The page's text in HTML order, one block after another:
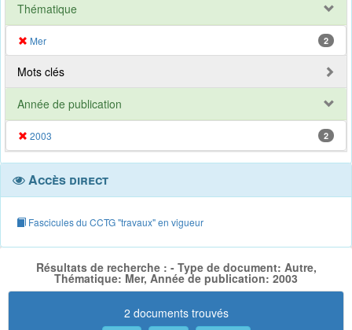
Thématique
Mer 2
Mots clés
Année de publication
2003 2
Accès direct
Fascicules du CCTG "travaux" en vigueur
Résultats de recherche : - Type de document: Autre,
Thématique: Mer, Année de publication: 2003
2 documents trouvés